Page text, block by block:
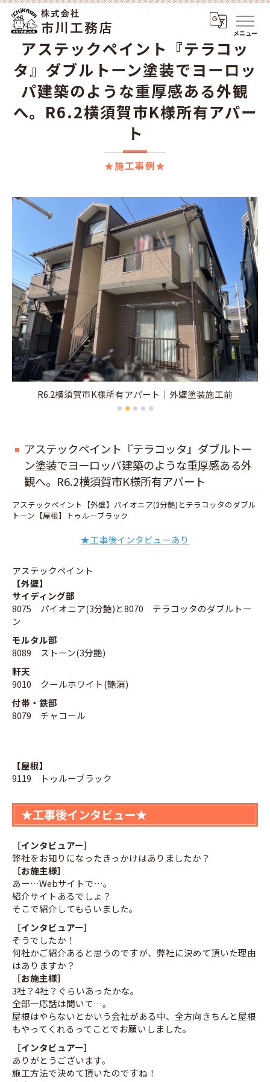
メニュー
★施工事例★
アステックペイント『テラコッ
タ』ダブルトーン塗装でヨーロッ
パ建築のような重厚感ある外観
へ。R6.2横須賀市K様所有アパー
ト
R6.2横須賀市K様所有アパート｜外壁塗装施工前
アステックペイント『テラコッタ』ダブルトー
ン塗装でヨーロッパ建築のような重厚感ある外
観へ。R6.2横須賀市K様所有アパート
アステックペイント【外壁】パイオニア(3分艶)とテラコッタのダブル
トーン【屋根】トゥルーブラック
★工事後インタビューあり
アステックペイント
【外壁】
サイディング部
8075 パイオニア(3分艶)と8070 テラコッタのダブルトー
ン
モルタル部
8089 ストーン(3分艶)
軒天
9010 クールホワイト(艶消)
付帯・鉄部
8079 チャコール
【屋根】
9119 トゥルーブラック
★工事後インタビュー★
［インタビュアー］
弊社をお知りになったきっかけはありましたか？
［お施主様］
あー…Webサイトで…。
紹介サイトあるでしょ？
そこで紹介してもらいました。
［インタビュアー］
そうでしたか！
何社かご紹介あると思うのですが、弊社に決めて頂いた理由
はありますか？
［お施主様］
3社？4社？ぐらいあったかな。
全部一応話は聞いて…。
屋根はやらないとかいう会社がある中、全方向きちんと屋根
もやってくれるってことでお願いしました。
［インタビュアー］
ありがとうございます。
施工方法で決めて頂いたのですね！